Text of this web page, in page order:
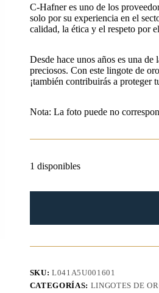
C-Hafner es uno de los
solo por su experiencia en el
calidad, la ética y el respeto por
Desde hace unos años es una
preciosos. Con este lingote de
¡también contribuirás a proteger
Nota: La foto puede no
1 disponibles
SKU:L041A5U001601
CATEGORÍAS: LINGOTES DE